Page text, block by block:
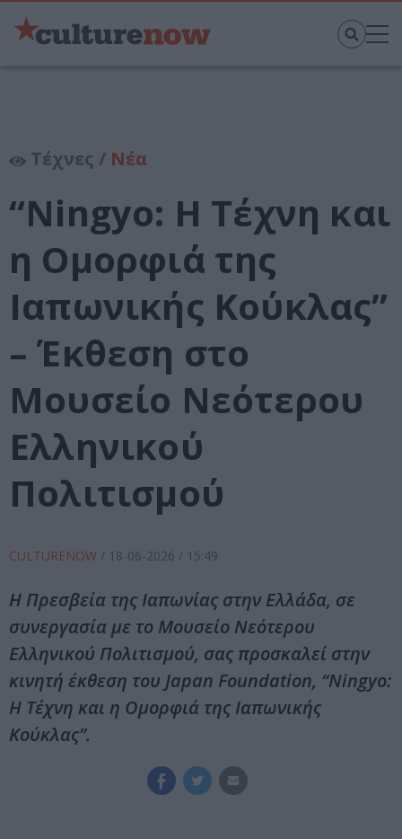
Τέχνες / Νέα
“Ningyo: Η Τέχνη και
η Ομορφιά της
Ιαπωνικής Κούκλας”
– Έκθεση στο
Μουσείο Νεότερου
Ελληνικού
Πολιτισμού
CULTURENOW / 18-06-2026 / 15:49
Η Πρεσβεία της Ιαπωνίας στην Ελλάδα, σε
συνεργασία με το Μουσείο Νεότερου
Ελληνικού Πολιτισμού, σας προσκαλεί στην
κινητή έκθεση του Japan Foundation, “Ningyo:
Η Τέχνη και η Ομορφιά της Ιαπωνικής
Κούκλας”.